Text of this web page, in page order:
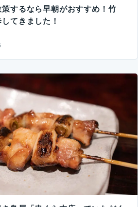
するなら早朝がおすすめ！竹
てきました！